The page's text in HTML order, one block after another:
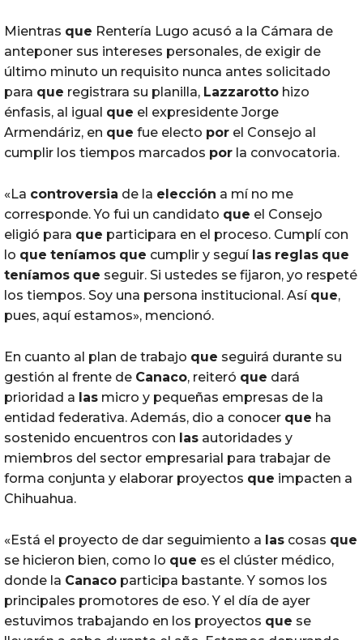
Mientras que Rentería Lugo acusó a la Cámara de
anteponer sus intereses personales, de exigir de
último minuto un requisito nunca antes solicitado
para que registrara su planilla, Lazzarotto hizo
énfasis, al igual que el expresidente Jorge
Armendáriz, en que fue electo por el Consejo al
cumplir los tiempos marcados por la convocatoria.
«La controversia de la elección a mí no me
corresponde. Yo fui un candidato que el Consejo
eligió para que participara en el proceso. Cumplí con
lo que teníamos que cumplir y seguí las reglas que
teníamos que seguir. Si ustedes se fijaron, yo respeté
los tiempos. Soy una persona institucional. Así que,
pues, aquí estamos», mencionó.
En cuanto al plan de trabajo que seguirá durante su
gestión al frente de Canaco, reiteró que dará
prioridad a las micro y pequeñas empresas de la
entidad federativa. Además, dio a conocer que ha
sostenido encuentros con las autoridades y
miembros del sector empresarial para trabajar de
forma conjunta y elaborar proyectos que impacten a
Chihuahua.
«Está el proyecto de dar seguimiento a las cosas que
se hicieron bien, como lo que es el clúster médico,
donde la Canaco participa bastante. Y somos los
principales promotores de eso. Y el día de ayer
estuvimos trabajando en los proyectos que se